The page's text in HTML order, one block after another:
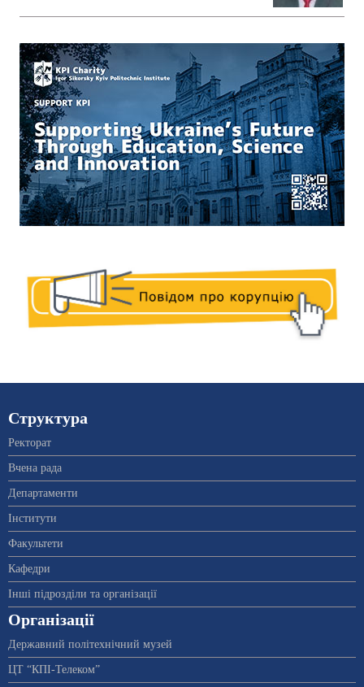
Структура
Ректорат
Вчена рада
Департаменти
Інститути
Факультети
Кафедри
Інші підрозділи та організації
Організації
Державний політехнічний музей
ЦТ “КПІ-Телеком”